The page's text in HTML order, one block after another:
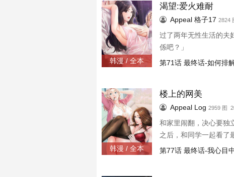
韩漫 / 全本
渴望:爱火难耐
Appeal 格子17 2824
过了两年无性生活的夫
係吧？」
第71话 最终话-如何排
韩漫 / 全本
楼上的网美
Appeal Log 2959 图
和家里闹翻，决心要独
之后，和同学一起看了
第77话 最终话-我心目